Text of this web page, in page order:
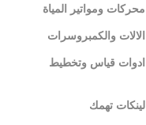
محركات ومواتير المياة
الالات والكمبروسرات
ادوات قياس وتخطيط
لينكات تهمك